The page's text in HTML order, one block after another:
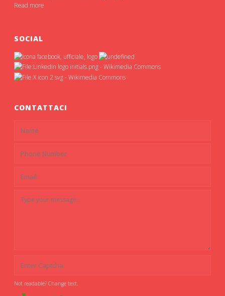
Read more
SOCIAL
CONTATTACI
Not readable? Change text.